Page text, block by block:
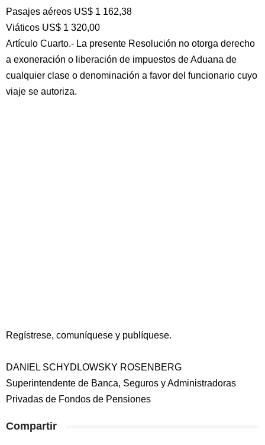
Pasajes aéreos US$ 1 162,38
Viáticos US$ 1 320,00
Artículo Cuarto.- La presente Resolución no otorga derecho
a exoneración o liberación de impuestos de Aduana de
cualquier clase o denominación a favor del funcionario cuyo
viaje se autoriza.
Regístrese, comuníquese y publíquese.
DANIEL SCHYDLOWSKY ROSENBERG
Superintendente de Banca, Seguros y Administradoras
Privadas de Fondos de Pensiones
Compartir